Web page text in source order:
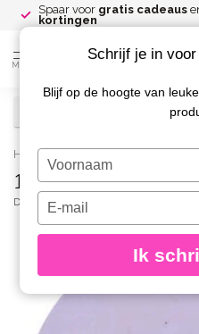
Spaar voor gratis cadeaus
kortingen
MENU
Home / 172 Gellak Lavender
172 Gellak Lavender
DIVA
Schrijf je in
Blijf op de hoogte van
Typ
je
naam
Typ
je
e-
in
Ik